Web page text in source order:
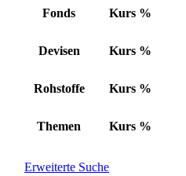
Fonds Kurs %
Devisen Kurs %
Rohstoffe Kurs %
Themen Kurs %
Erweiterte Suche